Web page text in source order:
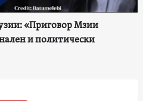
«Приговор Мзии
и политически